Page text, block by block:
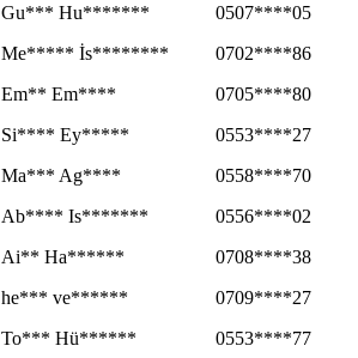
Gu*** Hu*******
0507****05
Me***** İs********
0702****86
Em** Em****
0705****80
Si**** Ey*****
0553****27
Ma*** Ag****
0558****70
Ab**** Is*******
0556****02
Ai** Ha******
0708****38
he*** ve******
0709****27
To*** Hü******
0553****77